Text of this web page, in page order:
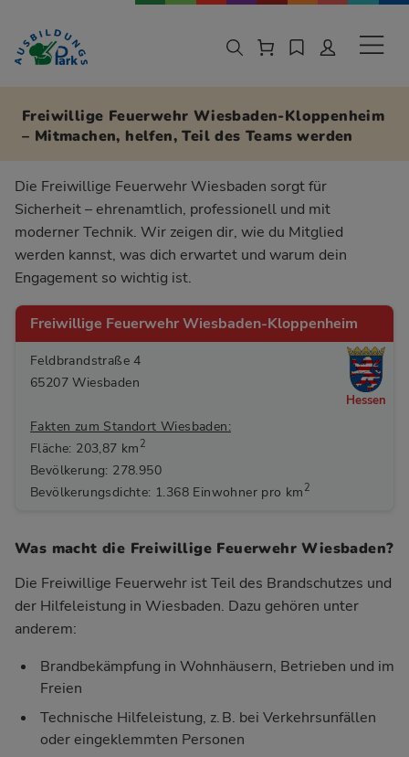
Zur Navigation springen
Zu den Hauptinhalten springen
Freiwillige Feuerwehr Wiesbaden-Kloppenheim
– Mitmachen, helfen, Teil des Teams werden
Die Freiwillige Feuerwehr Wiesbaden sorgt für
Sicherheit – ehrenamtlich, professionell und mit
moderner Technik. Wir zeigen dir, wie du Mitglied
werden kannst, was dich erwartet und warum dein
Engagement so wichtig ist.
Freiwillige Feuerwehr Wiesbaden-Kloppenheim
Feldbrandstraße 4
65207 Wiesbaden
Fakten zum Standort Wiesbaden:
Fläche: 203,87 km 2
Bevölkerung: 278.950
Bevölkerungsdichte: 1.368 Einwohner pro km 2
Hessen
Was macht die Freiwillige Feuerwehr Wiesbaden?
Die Freiwillige Feuerwehr ist Teil des Brandschutzes und
der Hilfeleistung in Wiesbaden. Dazu gehören unter
anderem:
Brandbekämpfung in Wohnhäusern, Betrieben und im
Freien
Technische Hilfeleistung, z. B. bei Verkehrsunfällen
oder eingeklemmten Personen